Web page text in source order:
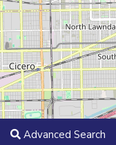
Advanced Search